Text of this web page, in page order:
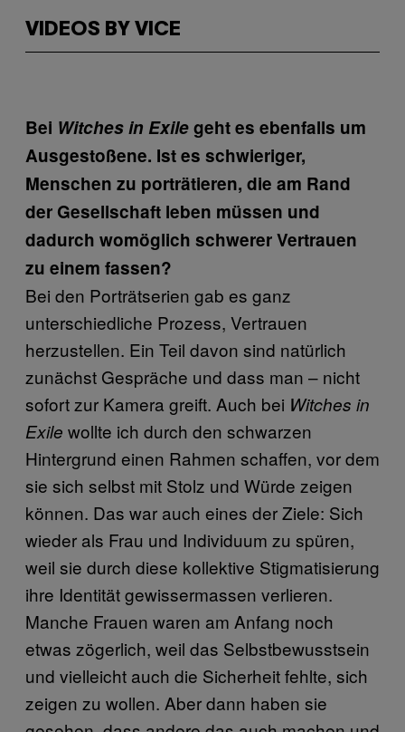
VIDEOS BY VICE
Bei Witches in Exilegeht es ebenfalls um
Ausgestoßene. Ist es schwieriger,
Menschen zu porträtieren, die am Rand
der Gesellschaft leben müssen und
dadurch womöglich schwerer Vertrauen
zu einem fassen?
Bei den Porträtserien gab es ganz
unterschiedliche Prozess, Vertrauen
herzustellen. Ein Teil davon sind natürlich
zunächst Gespräche und dass man – nicht
sofort zur Kamera greift. Auch bei Witches in
Exile wollte ich durch den schwarzen
Hintergrund einen Rahmen schaffen, vor dem
sie sich selbst mit Stolz und Würde zeigen
können. Das war auch eines der Ziele: Sich
wieder als Frau und Individuum zu spüren,
weil sie durch diese kollektive Stigmatisierung
ihre Identität gewissermassen verlieren.
Manche Frauen waren am Anfang noch
etwas zögerlich, weil das Selbstbewusstsein
und vielleicht auch die Sicherheit fehlte, sich
zeigen zu wollen. Aber dann haben sie